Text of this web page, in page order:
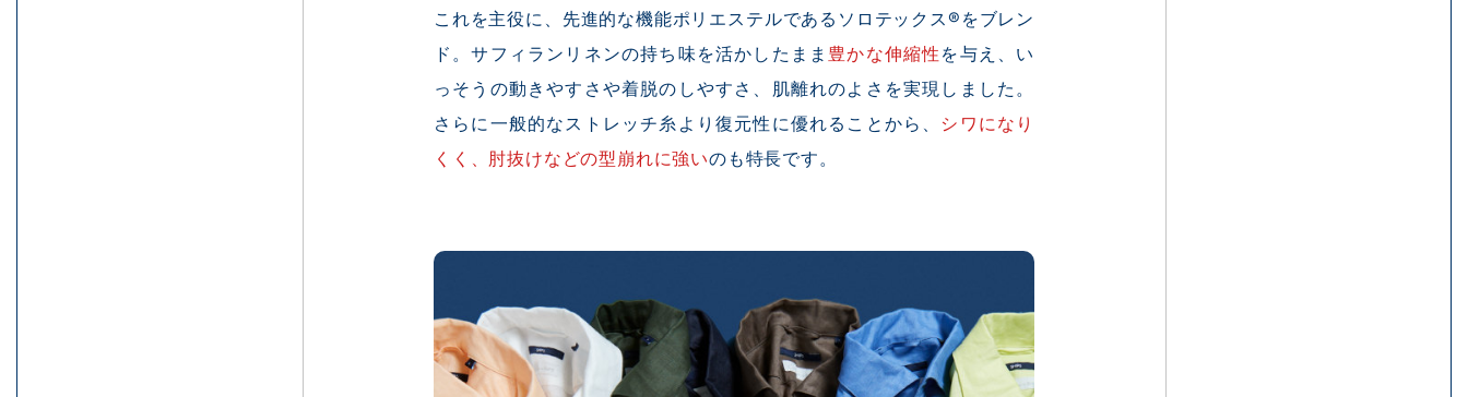
これを主役に、先進的な機能ポリエステルであるソロテックス®をブレン
ド。サフィランリネンの持ち味を活かしたまま 豊かな伸縮性 を与え、い
っそうの動きやすさや着脱のしやすさ、肌離れのよさを実現しました。
さらに一般的なストレッチ糸より復元性に優れることから、 シワになり
くく、肘抜けなどの型崩れに強いのも特長です。